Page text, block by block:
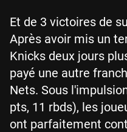
Et de 3 victoires de
Après avoir mis un
Knicks deux jours
payé une autre
Nets. Sous
pts, 11 rbds), les
ont parfaitement